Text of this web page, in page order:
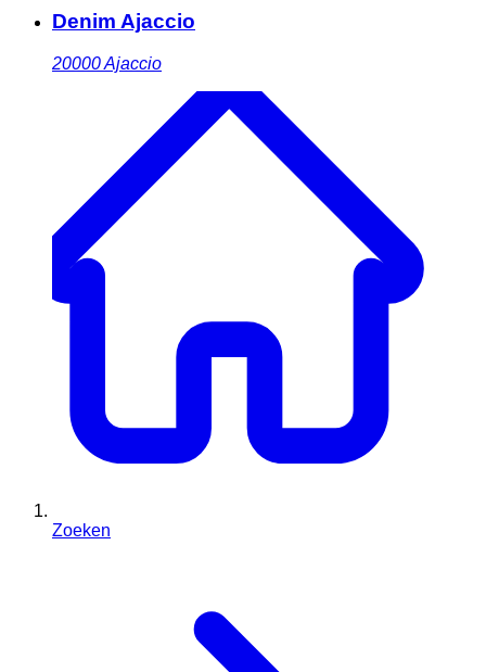
Denim Ajaccio
20000Ajaccio
Zoeken